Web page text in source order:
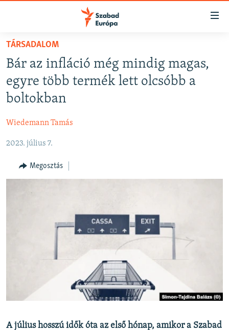
Akadálymentes
Ugrás
fő
oldalra
Ugrás
tartalomjegyzékre
PODCASTOK
ELEMZŐ
NER15
SZABADON
A PÉNZ NYOMÁBAN
A MÚLT TANULSÁGAI
KÖVESSEN MINKET!
TÁRSADALOM
Bár az infláció még mindig magas,
egyre több termék lett olcsóbb a
boltokban
Wiedemann Tamás
2023. július 7.
Megosztás
A július hosszú idők óta az első hónap, amikor a Szabad